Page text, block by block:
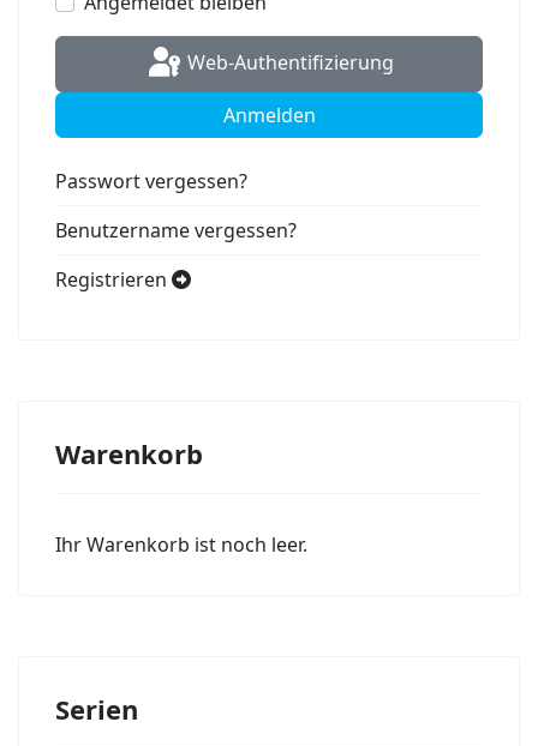
Web-Authentifizierung
Anmelden
Passwort vergessen?
Benutzername vergessen?
Registrieren
Warenkorb
Ihr Warenkorb ist noch leer.
Serien